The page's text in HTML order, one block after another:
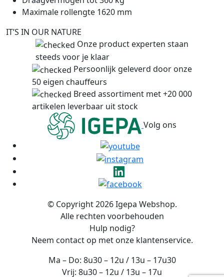
Maximale rollengte 1620 mm
IT’S IN OUR NATURE
Onze product experten staan
steeds voor je klaar
Persoonlijk geleverd door onze
50 eigen chauffeurs
Breed assortiment met +20 000
artikelen leverbaar uit stock
Volg ons
© Copyright 2026 Igepa Webshop.
Alle rechten voorbehouden
Hulp nodig?
Neem contact op met onze klantenservice.
Ma – Do: 8u30 – 12u / 13u – 17u30
Vrij: 8u30 – 12u / 13u – 17u